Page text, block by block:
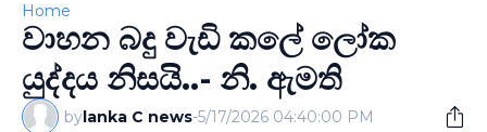
Home
වාහන බදු වැඩි කලේ ලෝක
යුද්දය නිසයි..- නි. ඇමති
bylanka C news-5/17/2026 04:40:00 PM